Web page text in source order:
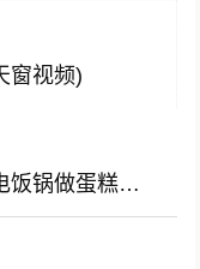
窗视频)
电饭锅做蛋糕怎么做视频(普通电饭锅做蛋糕的方法视频)